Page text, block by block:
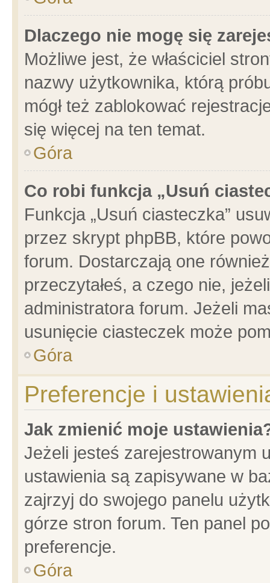
Dlaczego nie mogę się
Możliwe jest, że właściciel
nazwy użytkownika, którą
mógł też zablokować
się więcej na ten temat.
Góra
Co robi funkcja „Usuń
Funkcja „Usuń ciasteczka”
przez skrypt phpBB, które
forum. Dostarczają one
przeczytałeś, a czego nie,
administratora forum. Jeżeli
usunięcie ciasteczek może
Góra
Preferencje i
Jak zmienić moje
Jeżeli jesteś zarejestrowanym
ustawienia są zapisywane w
zajrzyj do swojego panelu
górze stron forum. Ten panel
preferencje.
Góra